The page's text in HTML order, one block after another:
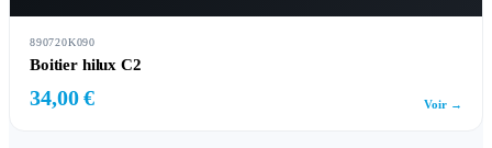
890720K090
Boitier hilux C2
34,00 € Voir →